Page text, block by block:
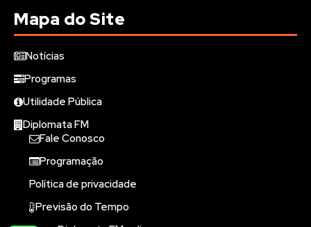
Mapa do Site
Notícias
Programas
Utilidade Pública
Diplomata FM
Fale Conosco
Programação
Política de privacidade
Previsão do Tempo